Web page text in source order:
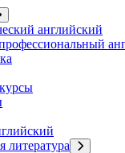
английский
литература